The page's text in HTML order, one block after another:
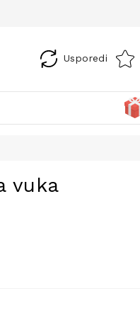
Usporedi
vuka